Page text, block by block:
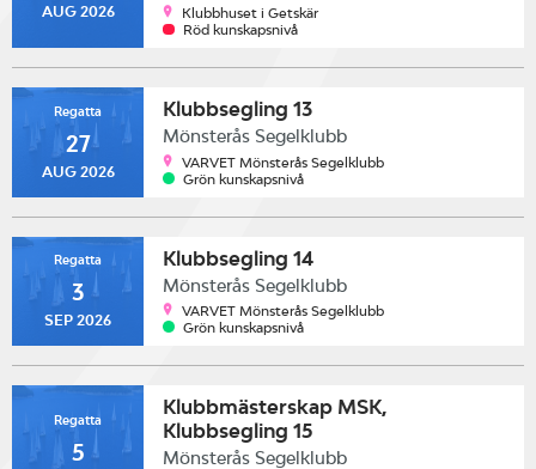
AUG 2026
Klubbhuset i Getskär
Röd kunskapsnivå
Regatta
27
AUG 2026
Klubbsegling 13
Mönsterås Segelklubb
VARVET Mönsterås Segelklubb
Grön kunskapsnivå
Regatta
3
SEP 2026
Klubbsegling 14
Mönsterås Segelklubb
VARVET Mönsterås Segelklubb
Grön kunskapsnivå
Regatta
5
Klubbmästerskap MSK,
Klubbsegling 15
Mönsterås Segelklubb